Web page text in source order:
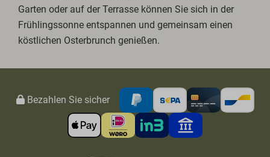
Garten oder auf der Terrasse können Sie sich in der
Frühlingssonne entspannen und gemeinsam einen
köstlichen Osterbrunch genießen.
Bezahlen Sie sicher